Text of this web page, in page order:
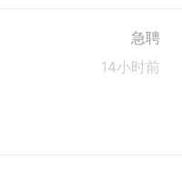
急聘
14小时前